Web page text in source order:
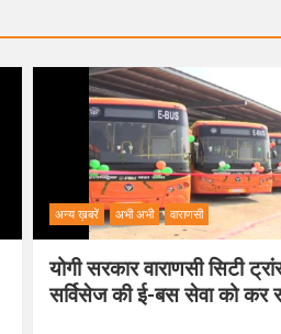
अन्य ख़बरें अभी अभी वाराणसी
योगी सरकार वाराणसी सिटी
सर्विसेज की ई-बस सेवा को कर